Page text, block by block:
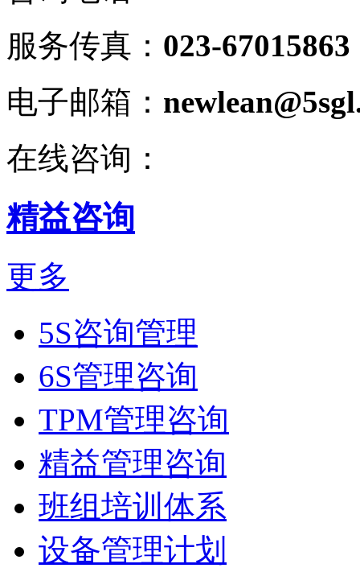
服务传真： 023-67015863
电子邮箱：
在线咨询：
精益咨询
更多
5S咨询管理
6S管理咨询
TPM管理咨询
精益管理咨询
班组培训体系
设备管理计划